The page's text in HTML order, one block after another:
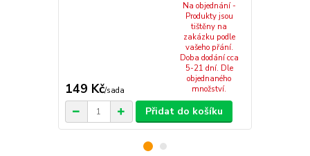
149 Kč/sada
Na objednání -
Produkty jsou
tištěny na
zakázku podle
vašeho přání.
Doba dodání cca
5-21 dní. Dle
objednaného
množství.
Přidat do košíku